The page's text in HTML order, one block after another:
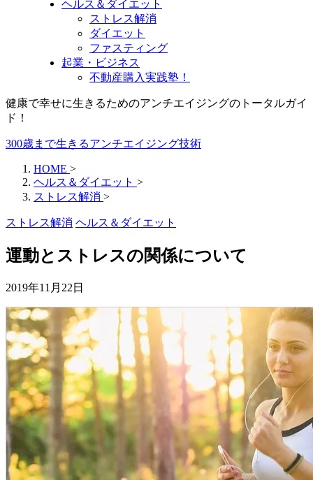
ヘルス＆ダイエット
ストレス解消
ダイエット
ファスティング
起業・ビジネス
不動産購入実践塾！
健康で幸せに生きるためのアンチエイジングのトータルガイ
ド！
300歳まで生きるアンチエイジング技術
HOME >
ヘルス＆ダイエット >
ストレス解消 >
ストレス解消 ヘルス＆ダイエット
運動とストレスの関係について
2019年11月22日